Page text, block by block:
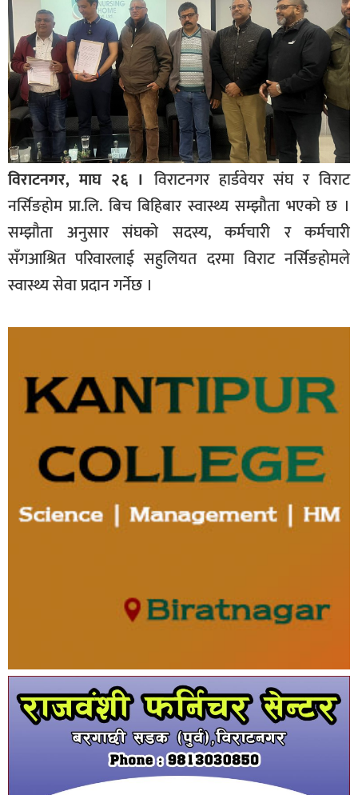
विराटनगर, माघ २६ । विराटनगर हार्डवेयर संघ र विराट
नर्सिङहोमप्रा.लि.बिच बिहिबार स्वास्थ्य सम्झौता भएको छ ।
सम्झाैता अनुसारसंघकाे सदस्य, कर्मचारी र कर्मचारी
सँगआश्रित परिवारलाई सहुलियत दरमा विराट नर्सिङहोमले
स्वास्थ्य सेवा प्रदान गर्नेछ ।